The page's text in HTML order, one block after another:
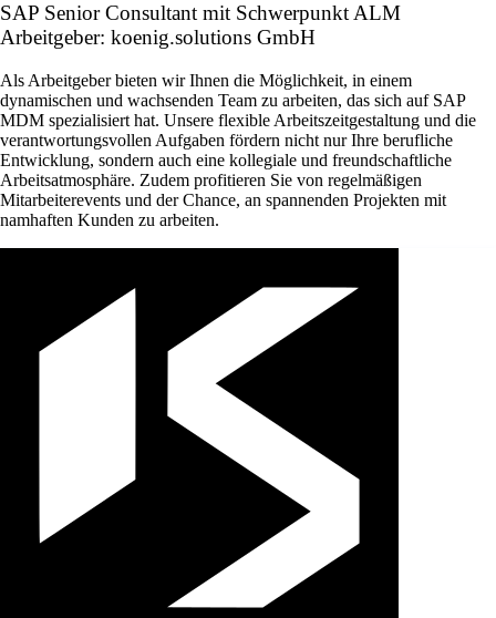
SAP Senior Consultant mit Schwerpunkt ALM
Arbeitgeber: koenig.solutions GmbH
Als Arbeitgeber bieten wir Ihnen die Möglichkeit, in einem
dynamischen und wachsenden Team zu arbeiten, das sich auf SAP
MDM spezialisiert hat. Unsere flexible Arbeitszeitgestaltung und die
verantwortungsvollen Aufgaben fördern nicht nur Ihre berufliche
Entwicklung, sondern auch eine kollegiale und freundschaftliche
Arbeitsatmosphäre. Zudem profitieren Sie von regelmäßigen
Mitarbeiterevents und der Chance, an spannenden Projekten mit
namhaften Kunden zu arbeiten.